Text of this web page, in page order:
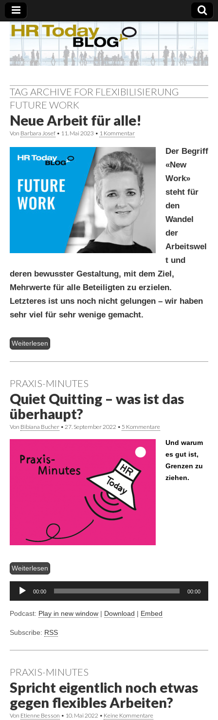
TAG ARCHIVE FOR FLEXIBILISIERUNG
FUTURE WORK
Neue Arbeit für alle!
Von Barbara Josef • 11. Mai 2023 • 1 Kommentar
Der Begriff
«New
Work»
steht für
den
Wandel
der
Arbeitswel
t und
deren bewusster Gestaltung, mit dem Ziel,
Mehrwerte für alle Beteiligten zu erzielen.
Letzteres ist uns noch nicht gelungen – wir haben
sehr viel für sehr wenige gemacht.
Weiterlesen
PRAXIS-MINUTES
Quiet Quitting – was ist das
überhaupt?
Von Bibiana Bucher • 27. September 2022 • 5 Kommentare
Und warum
es gut ist,
Grenzen zu
ziehen.
Weiterlesen
00:00 00:00
Podcast: Play in new window | Download | Embed
Subscribe: RSS
PRAXIS-MINUTES
Spricht eigentlich noch etwas
gegen flexibles Arbeiten?
Von Etienne Besson • 10. Mai 2022 • Keine Kommentare